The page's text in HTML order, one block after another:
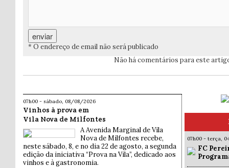
* O endereço de email não será publicado
Não há comentários para este
07h00 - sábado, 08/08/2026
Vinhos à prova em
Vila Nova de Milfontes
A Avenida Marginal de Vila
Nova de Milfontes recebe,
neste sábado, 8, e no dia 22 de agosto, a segunda
edição da iniciativa “Prova na Vila”, dedicado aos
vinhos e à gastronomia.
07h00 - terça,
FC